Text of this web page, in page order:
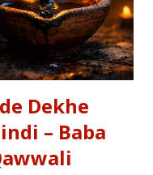
Dekhe
– Baba